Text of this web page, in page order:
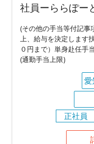
社員ーららぽー
(その他の手当等付記事
上、給与を決定します
０円まで）単身赴任手
(通勤手当上限)
愛
正社員